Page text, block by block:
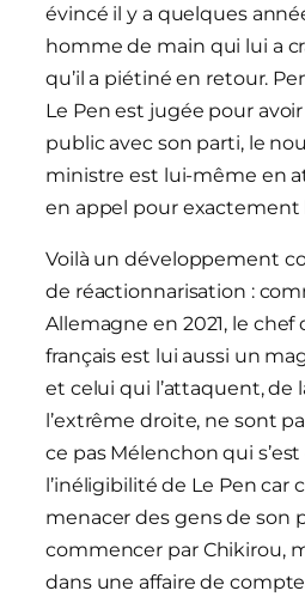
évincé il y a quelques
homme de main qui lui a
qu’il a piétiné en retour.
Le Pen est jugée pour
public avec son parti, le
ministre est lui-même en
en appel pour exactement
Voilà un développement
de réactionnarisation :
Allemagne en 2021, le
français est lui aussi un
et celui qui l’attaquent, de
l’extrême droite, ne sont
ce pas Mélenchon qui
l’inéligibilité de Le Pen car
menacer des gens de son
commencer par Chikirou,
dans une affaire de